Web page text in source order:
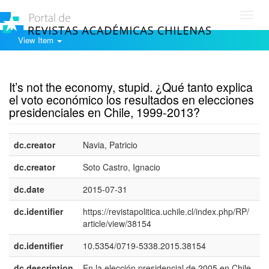
View Item
It’s not the economy, stupid. ¿Qué tanto explica
el voto económico los resultados en elecciones
presidenciales en Chile, 1999-2013?
dc.creator
Navia, Patricio
dc.creator
Soto Castro, Ignacio
dc.date
2015-07-31
dc.identifier
https://revistapolitica.uchile.cl/index.php/RP/
article/view/38154
dc.identifier
10.5354/0719-5338.2015.38154